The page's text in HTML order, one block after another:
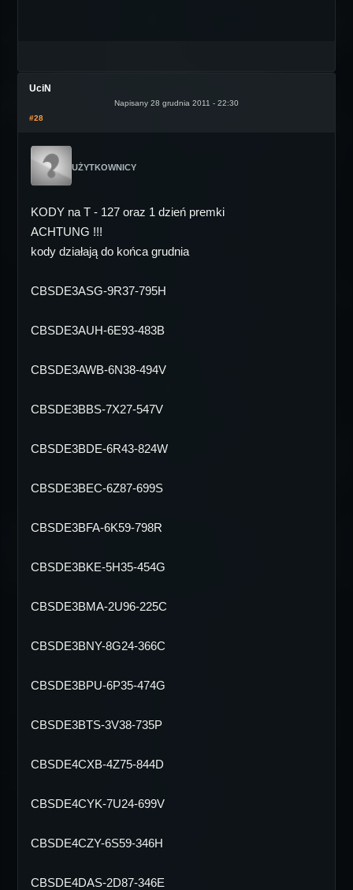
UciN
Napisany 28 grudnia 2011 - 22:30
#28
UŻYTKOWNICY
KODY na T - 127 oraz 1 dzień premki
ACHTUNG !!!
kody działają do końca grudnia
CBSDE3ASG-9R37-795H
CBSDE3AUH-6E93-483B
CBSDE3AWB-6N38-494V
CBSDE3BBS-7X27-547V
CBSDE3BDE-6R43-824W
CBSDE3BEC-6Z87-699S
CBSDE3BFA-6K59-798R
CBSDE3BKE-5H35-454G
CBSDE3BMA-2U96-225C
CBSDE3BNY-8G24-366C
CBSDE3BPU-6P35-474G
CBSDE3BTS-3V38-735P
CBSDE4CXB-4Z75-844D
CBSDE4CYK-7U24-699V
CBSDE4CZY-6S59-346H
CBSDE4DAS-2D87-346E